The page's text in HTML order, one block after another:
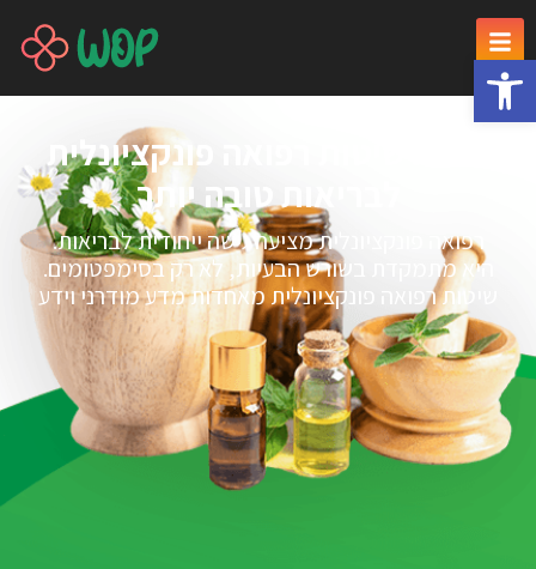
פתח סרגל נגישות
הבנת שיטות רפואה פונקציונלית
לבריאות טובה יותר
רפואה פונקציונלית מציעה גישה ייחודית לבריאות.
היא מתמקדת בשורש הבעיות, לא רק בסימפטומים.
שיטות רפואה פונקציונלית מאחדות מדע מודרני וידע